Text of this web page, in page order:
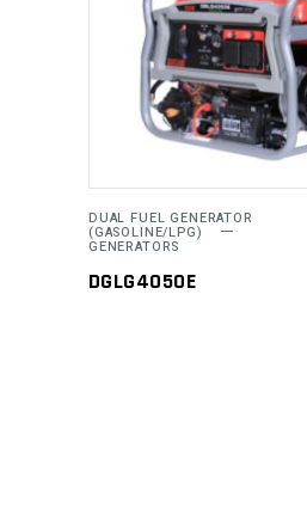
ADD TO CART
DUAL FUEL GENERATOR
(GASOLINE/LPG)
GENERATORS
DGLG4050E